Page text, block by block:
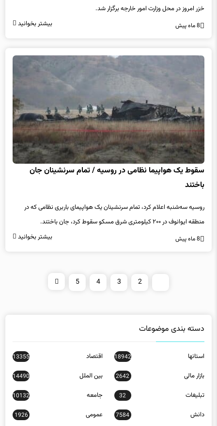
خزر امروز در محل وزارت امور خارجه برگزار شد.
8 ماه پیش بیشتر بخوانید
سقوط یک هواپیما نظامی در روسیه / تمام سرنشینان جان
باختند
روسیه سه‌شنبه اعلام کرد، تمام سرنشینان یک هواپیمای باربری نظامی که در
منطقه ایوانوف در ۲۰۰ کیلومتری شرق مسکو سقوط کرد، جان باختند.
8 ماه پیش بیشتر بخوانید
2
3
4
5
دسته بندی موضوعات
استانها 18942 اقتصاد 13355
بازار مالی 2642 بین الملل 14490
تبلیغات 32 جامعه 10132
دانش 7584 عمومی 1926